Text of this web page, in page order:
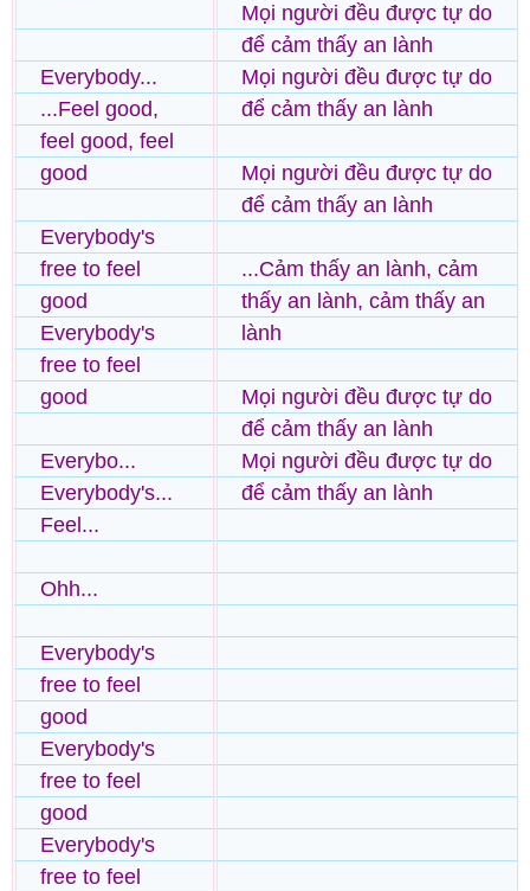
Everybody...
...Feel good,
feel good, feel
good
Everybody's
free to feel
good
Everybody's
free to feel
good
Everybo...
Everybody's...
Feel...
Ohh...
Everybody's
free to feel
good
Everybody's
free to feel
good
Everybody's
free to feel
Mọi người đều được tự do
để cảm thấy an lành
Mọi người đều được tự do
để cảm thấy an lành
Mọi người đều được tự do
để cảm thấy an lành
...Cảm thấy an lành, cảm
thấy an lành, cảm thấy an
lành
Mọi người đều được tự do
để cảm thấy an lành
Mọi người đều được tự do
để cảm thấy an lành